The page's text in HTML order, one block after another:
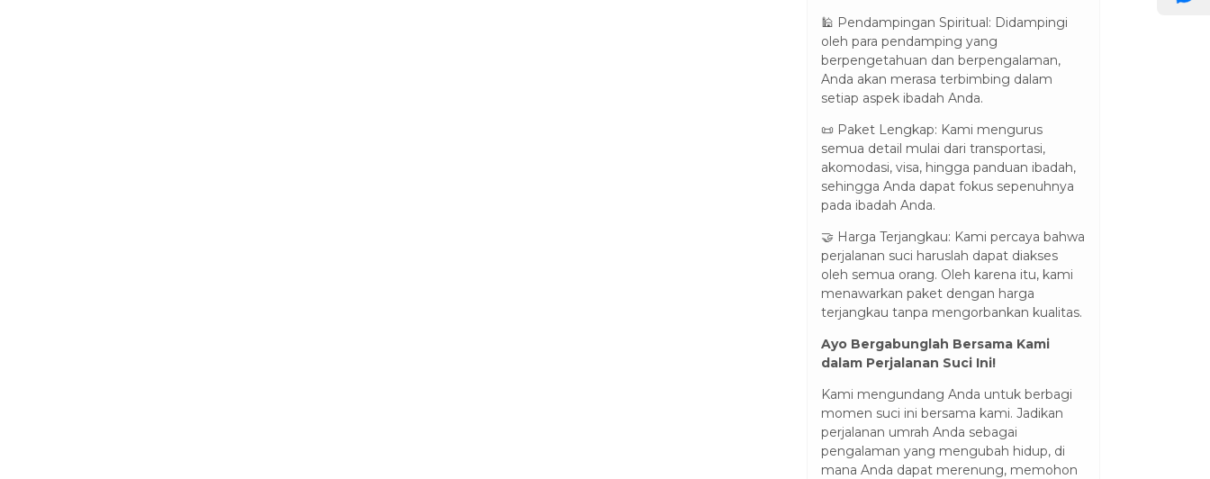
🕌 Pendampingan Spiritual: Didampingi
oleh para pendamping yang
berpengetahuan dan berpengalaman,
Anda akan merasa terbimbing dalam
setiap aspek ibadah Anda.
📜 Paket Lengkap: Kami mengurus
semua detail mulai dari transportasi,
akomodasi, visa, hingga panduan ibadah,
sehingga Anda dapat fokus sepenuhnya
pada ibadah Anda.
🤝 Harga Terjangkau: Kami percaya bahwa
perjalanan suci haruslah dapat diakses
oleh semua orang. Oleh karena itu, kami
menawarkan paket dengan harga
terjangkau tanpa mengorbankan kualitas.
Ayo Bergabunglah Bersama Kami
dalam Perjalanan Suci Ini!
Kami mengundang Anda untuk berbagi
momen suci ini bersama kami. Jadikan
perjalanan umrah Anda sebagai
pengalaman yang mengubah hidup, di
mana Anda dapat merenung, memohon